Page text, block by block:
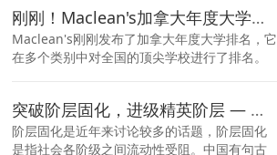
刚刚！Maclean's加拿大年度大学排名出炉！
Maclean's刚刚发布了加拿大年度大学排名，它
在多个类别中对全国的顶尖学校进行了排名。
突破阶层固化，进级精英阶层 — 这所加拿大精英私校是如何培养学生领导力的？
阶层固化是近年来讨论较多的话题，阶层固化
是指社会各阶级之间流动性受阻。中国有句古